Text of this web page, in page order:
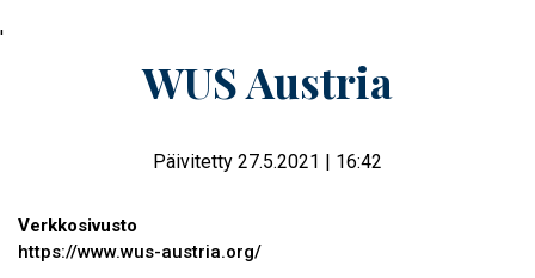
'
WUS Austria
Päivitetty 27.5.2021 | 16:42
Verkkosivusto
https://www.wus-austria.org/